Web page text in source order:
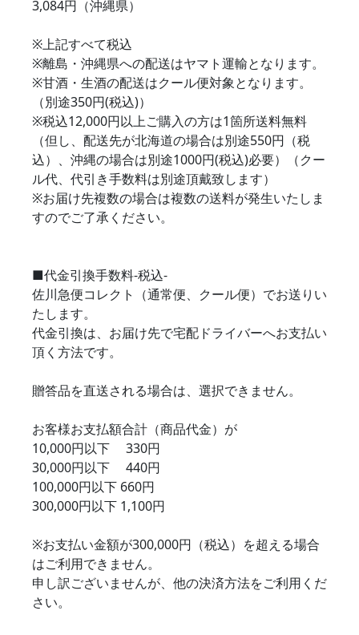
3,084円（沖縄県）
※上記すべて税込
※離島・沖縄県への配送はヤマト運輸となります。
※甘酒・生酒の配送はクール便対象となります。
（別途350円(税込)）
※税込12,000円以上ご購入の方は1箇所送料無料
（但し、配送先が北海道の場合は別途550円（税
込）、沖縄の場合は別途1000円(税込)必要）（クー
ル代、代引き手数料は別途頂戴致します）
※お届け先複数の場合は複数の送料が発生いたしま
すのでご了承ください。
■代金引換手数料-税込-
佐川急便コレクト（通常便、クール便）でお送りい
たします。
代金引換は、お届け先で宅配ドライバーへお支払い
頂く方法です。
贈答品を直送される場合は、選択できません。
お客様お支払額合計（商品代金）が
10,000円以下 330円
30,000円以下 440円
100,000円以下 660円
300,000円以下 1,100円
※お支払い金額が300,000円（税込）を超える場合
はご利用できません。
申し訳ございませんが、他の決済方法をご利用くだ
さい。